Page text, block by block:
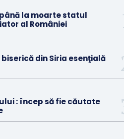
la moarte statul
al României
din Siria esenţială
: încep să fie căutate